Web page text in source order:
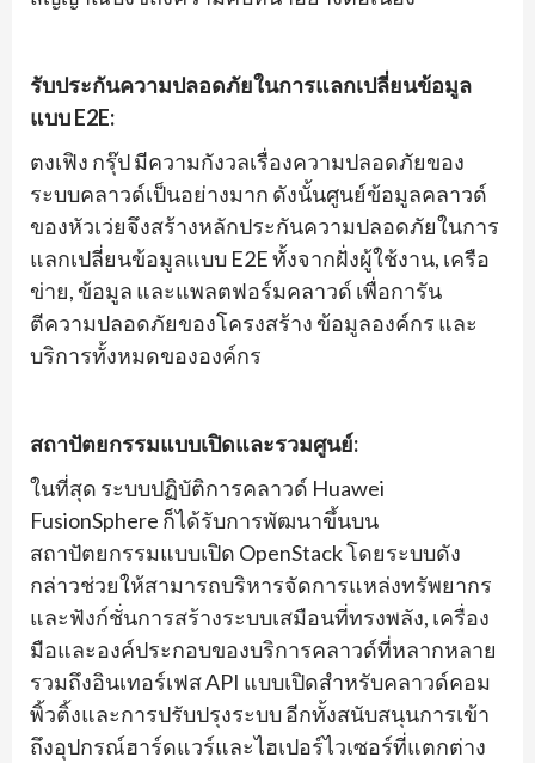
รับประกันความปลอดภัยในการแลกเปลี่ยนข้อมูล
แบบ E2E:
ตงเฟิง กรุ๊ป มีความกังวลเรื่องความปลอดภัยของ
ระบบคลาวด์เป็นอย่างมาก ดังนั้นศูนย์ข้อมูลคลาวด์
ของหัวเว่ยจึงสร้างหลักประกันความปลอดภัยในการ
แลกเปลี่ยนข้อมูลแบบ E2E ทั้งจากฝั่งผู้ใช้งาน, เครือ
ข่าย, ข้อมูล และแพลตฟอร์มคลาวด์ เพื่อการัน
ตีความปลอดภัยของโครงสร้าง ข้อมูลองค์กร และ
บริการทั้งหมดขององค์กร
สถาปัตยกรรมแบบเปิดและรวมศูนย์:
ในที่สุด ระบบปฏิบัติการคลาวด์ Huawei
FusionSphere ก็ได้รับการพัฒนาขึ้นบน
สถาปัตยกรรมแบบเปิด OpenStack โดยระบบดัง
กล่าวช่วยให้สามารถบริหารจัดการแหล่งทรัพยากร
และฟังก์ชั่นการสร้างระบบเสมือนที่ทรงพลัง, เครื่อง
มือและองค์ประกอบของบริการคลาวด์ที่หลากหลาย
รวมถึงอินเทอร์เฟส API แบบเปิดสำหรับคลาวด์คอม
พิ้วติ้งและการปรับปรุงระบบ อีกทั้งสนับสนุนการเข้า
ถึงอุปกรณ์ฮาร์ดแวร์และไฮเปอร์ไวเซอร์ที่แตกต่าง